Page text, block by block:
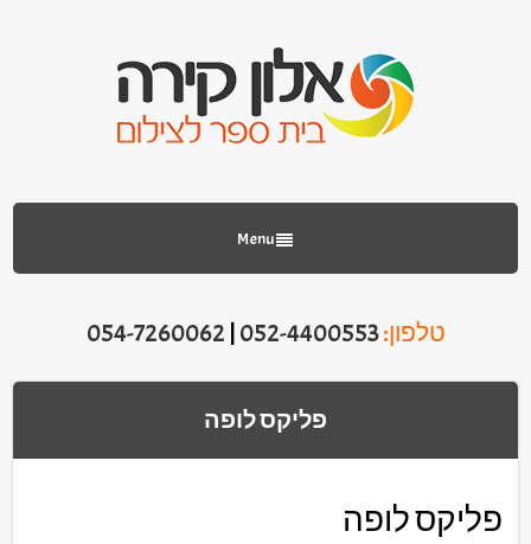
Menu
טלפון:052-4400553
054-7260062
פליקס לופה
פליקס לופה